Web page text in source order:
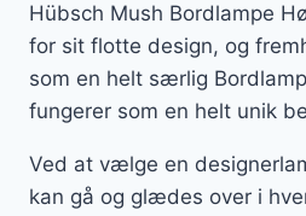
Hübsch Mush Bordlampe
for sit flotte design, og
som en helt særlig
fungerer som en helt unik
Ved at vælge en
kan gå og glædes over i